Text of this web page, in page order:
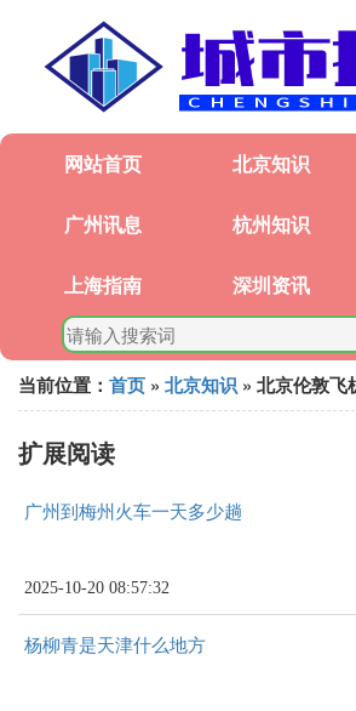
网站首页 北京知识
广州讯息 杭州知识
上海指南 深圳资讯
当前位置： 首页 » 北京知识 » 北京伦敦飞
扩展阅读
广州到梅州火车一天多少趟
2025-10-20 08:57:32
杨柳青是天津什么地方